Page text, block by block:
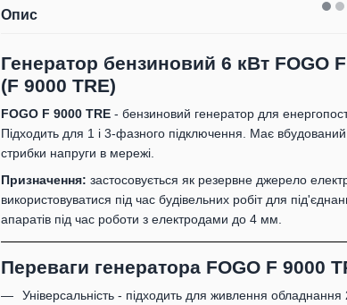
Опис
Генератор бензиновий 6 кВт FOGO
(F 9000 TRE)
FOGO F 9000 TRE- бензиновий генератор для
Підходить для 1 і 3-фазного підключення. Має вбудований
стрибки напруги в мережі.
Призначення: застосовується як резервне джерело
використовуватися під час будівельних робіт для
апаратів під час роботи з електродами до 4 мм.
Переваги генератора FOGO F 9000
Універсальність - підходить для живлення